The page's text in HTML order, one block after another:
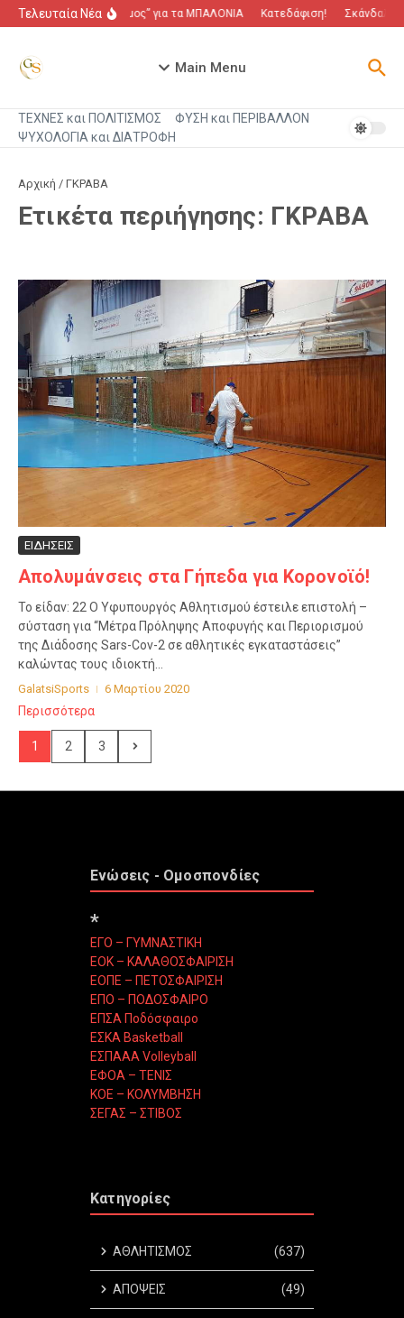
Μετάβαση στο περιεχόμενο
Τελευταία Νέα“Πόλεμος” για τα ΜΠΑΛΟΝΙΑ Κατεδάφιση! Σκάνδαλο
Main Menu
ΤΕΧΝΕΣ και ΠΟΛΙΤΙΣΜΟΣ
ΦΥΣΗ και ΠΕΡΙΒΑΛΛΟΝ
ΨΥΧΟΛΟΓΙΑ και ΔΙΑΤΡΟΦΗ
Αρχική / ΓΚΡΑΒΑ
Ετικέτα περιήγησης: ΓΚΡΑΒΑ
ΕΙΔΗΣΕΙΣ
Απολυμάνσεις στα Γήπεδα για Κορονοϊό!
Το είδαν: 22 Ο Υφυπουργός Αθλητισμού έστειλε επιστολή –
σύσταση για “Μέτρα Πρόληψης Αποφυγής και Περιορισμού
της Διάδοσης Sars-Cov-2 σε αθλητικές εγκαταστάσεις”
καλώντας τους ιδιοκτή...
GalatsiSports 6 Μαρτίου 2020
Περισσότερα
1 2 3
Ενώσεις - Ομοσπονδίες
*
ΕΓΟ – ΓΥΜΝΑΣΤΙΚΗ
ΕΟΚ – ΚΑΛΑΘΟΣΦΑΙΡΙΣΗ
ΕΟΠΕ – ΠΕΤΟΣΦΑΙΡΙΣΗ
ΕΠΟ – ΠΟΔΟΣΦΑΙΡΟ
ΕΠΣΑ Ποδόσφαιρο
ΕΣΚΑ Basketball
ΕΣΠΑΑΑ Volleyball
ΕΦΟΑ – ΤΕΝΙΣ
ΚΟΕ – ΚΟΛΥΜΒΗΣΗ
ΣΕΓΑΣ – ΣΤΙΒΟΣ
Κατηγορίες
ΑΘΛΗΤΙΣΜΟΣ (637)
ΑΠΟΨΕΙΣ (49)